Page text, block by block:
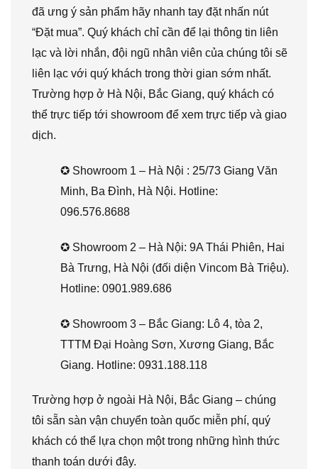
đã ưng ý sản phẩm hãy nhanh tay đặt nhấn nút
“Đặt mua”. Quý khách chỉ cần để lại thông tin liên
lạc và lời nhắn, đội ngũ nhân viên của chúng tôi sẽ
liên lạc với quý khách trong thời gian sớm nhất.
Trường hợp ở Hà Nội, Bắc Giang, quý khách có
thể trực tiếp tới showroom để xem trực tiếp và giao
dịch.
✪ Showroom 1 – Hà Nội : 25/73 Giang Văn
Minh, Ba Đình, Hà Nội. Hotline:
096.576.8688
✪ Showroom 2 – Hà Nội: 9A Thái Phiên, Hai
Bà Trưng, Hà Nội (đối diện Vincom Bà Triệu).
Hotline: 0901.989.686
✪ Showroom 3 – Bắc Giang: Lô 4, tòa 2,
TTTM Đại Hoàng Sơn, Xương Giang, Bắc
Giang. Hotline: 0931.188.118
Trường hợp ở ngoài Hà Nội, Bắc Giang – chúng
tôi sẵn sàn vận chuyển toàn quốc miễn phí, quý
khách có thể lựa chọn một trong những hình thức
thanh toán dưới đây.